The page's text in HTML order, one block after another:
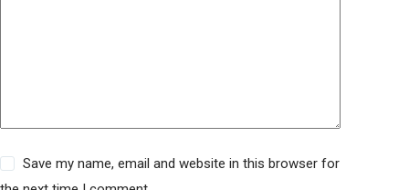
Save my name, email and website in this browser for